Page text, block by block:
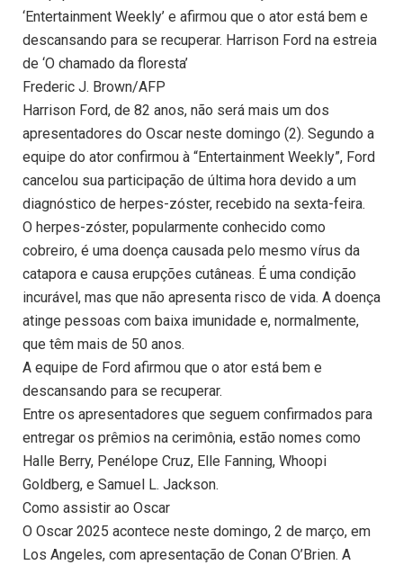
‘Entertainment Weekly’ e afirmou que o ator está bem e
descansando para se recuperar. Harrison Ford na estreia
de ‘O chamado da floresta’
Frederic J. Brown/AFP
Harrison Ford, de 82 anos, não será mais um dos
apresentadores do Oscar neste domingo (2). Segundo a
equipe do ator confirmou à “Entertainment Weekly”, Ford
cancelou sua participação de última hora devido a um
diagnóstico de herpes-zóster, recebido na sexta-feira.
O herpes-zóster, popularmente conhecido como
cobreiro, é uma doença causada pelo mesmo vírus da
catapora e causa erupções cutâneas. É uma condição
incurável, mas que não apresenta risco de vida. A doença
atinge pessoas com baixa imunidade e, normalmente,
que têm mais de 50 anos.
A equipe de Ford afirmou que o ator está bem e
descansando para se recuperar.
Entre os apresentadores que seguem confirmados para
entregar os prêmios na cerimônia, estão nomes como
Halle Berry, Penélope Cruz, Elle Fanning, Whoopi
Goldberg, e Samuel L. Jackson.
Como assistir ao Oscar
O Oscar 2025 acontece neste domingo, 2 de março, em
Los Angeles, com apresentação de Conan O’Brien. A